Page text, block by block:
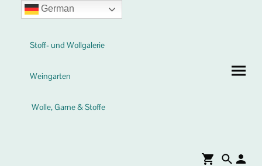
Stoff- und Wollgalerie
Weingarten
Wolle, Garne & Stoffe
German